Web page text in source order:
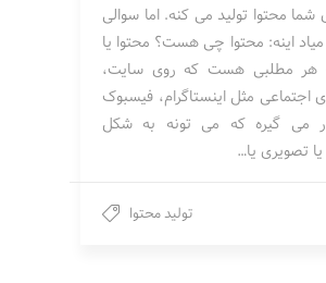
شما محتوا تولید می کنه. اما سوالی
اینه: محتوا چی هست؟ محتوا یا
content هر مطلبی هست که روی سایت،
اجتماعی مثل اینستاگرام، فیسبوک
می گیره که می تونه به شکل
تصویری یا…
تولید محتوا